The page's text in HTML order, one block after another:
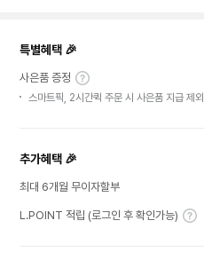
특별혜택 🎉
사은품 증정
스마트픽, 2시간퀵 주문 시 사은품 지급 제외
추가혜택 🎉
최대 6개월 무이자할부
L.POINT 적립 (로그인 후 확인가능)